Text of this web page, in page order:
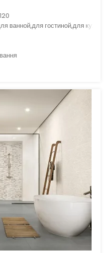
ванной,для гостиной,для кухни